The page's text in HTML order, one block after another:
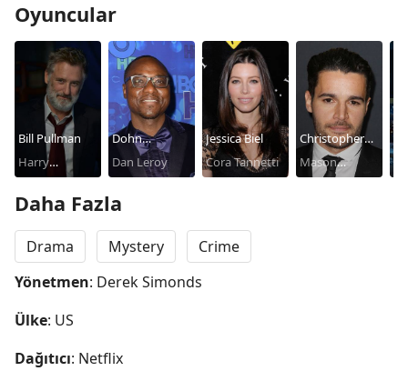
Oyuncular
Bill Pullman
Harry
Dohn
Norwood
Dan Leroy
Jessica Biel
Cora Tannetti
Christopher
Abbott
Mason
Daha Fazla
Drama Mystery
Crime
Yönetmen: Derek Simonds
Ülke: US
Dağıtıcı: Netflix